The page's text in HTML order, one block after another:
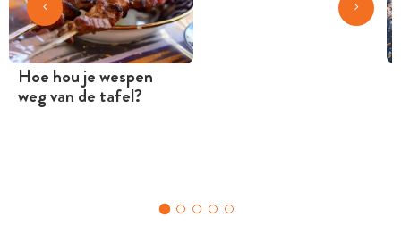
Hoe hou je wespen
weg van de tafel?